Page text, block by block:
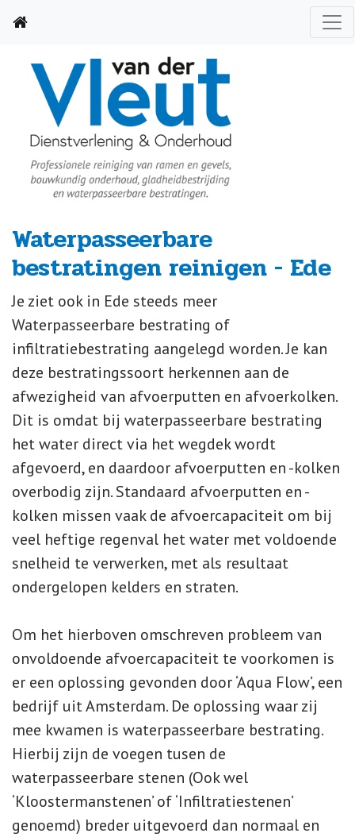
Waterpasseerbare
bestratingen reinigen - Ede
Je ziet ook in Ede steeds meer
Waterpasseerbare bestrating of
infiltratiebestrating aangelegd worden. Je kan
deze bestratingssoort herkennen aan de
afwezigheid van afvoerputten en afvoerkolken.
Dit is omdat bij waterpasseerbare bestrating
het water direct via het wegdek wordt
afgevoerd, en daardoor afvoerputten en -kolken
overbodig zijn. Standaard afvoerputten en -
kolken missen vaak de afvoercapaciteit om bij
veel heftige regenval het water met voldoende
snelheid te verwerken, met als resultaat
ondergelopen kelders en straten.
Om het hierboven omschreven probleem van
onvoldoende afvoercapaciteit te voorkomen is
er een oplossing gevonden door ‘Aqua Flow’, een
bedrijf uit Amsterdam. De oplossing waar zij
mee kwamen is waterpasseerbare bestrating.
Hierbij zijn de voegen tusen de
waterpasseerbare stenen (Ook wel
‘Kloostermanstenen’ of ‘Infiltratiestenen’
genoemd) breder uitgevoerd dan normaal en